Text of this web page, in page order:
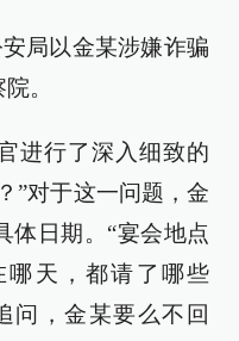
局以金某涉嫌诈骗
。
进行了深入细致的
”对于这一问题，金
体日期。“宴会地点
哪天，都请了哪些
问，金某要么不回